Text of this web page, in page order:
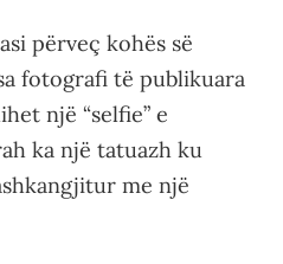
përveç kohës së
fotografi të publikuara
një “selfie” e
ka një tatuazh ku
me një